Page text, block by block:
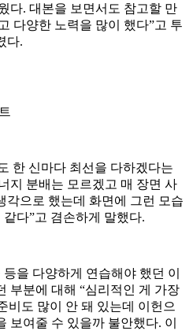
다. 대본을 보면서도 참고할 만
다양한 노력을 많이 했다”고 투
다.
한 신마다 최선을 다하겠다는
지 분배는 모르겠고 매 장면 사
각으로 했는데 화면에 그런 모습
다”고 겸손하게 말했다.
을 다양하게 연습해야 했던 이
부분에 대해 “심리적인 게 가장
비도 많이 안 돼 있는데 이헌으
보여줄 수 있을까 불안했다. 이